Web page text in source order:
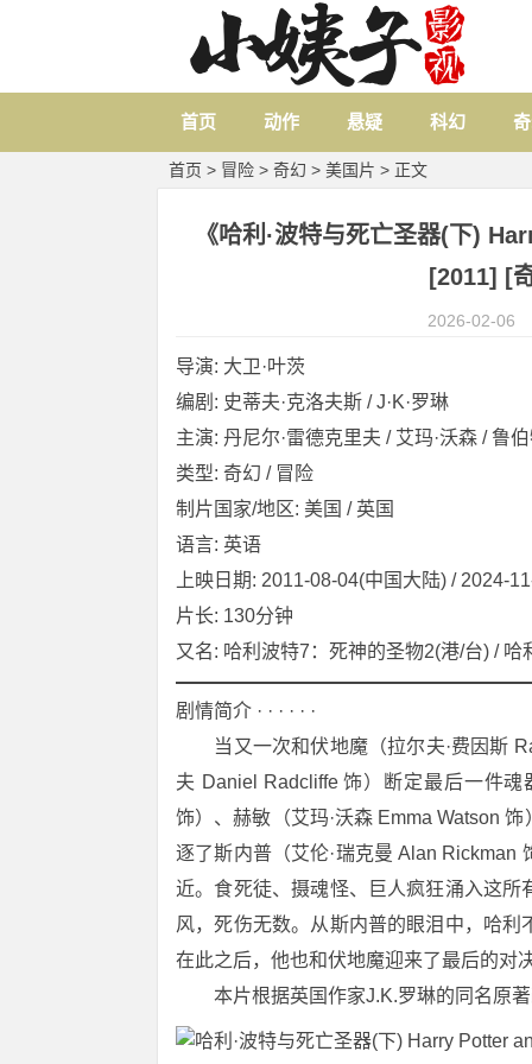
首页 动作 悬疑 科幻
首页 > 冒险 > 奇幻 > 美国片 > 正文
《哈利·波特与死亡圣器(下)
[2011] [
2026-02-06
导演: 大卫·叶茨
编剧: 史蒂夫·克洛夫斯 / J·K·罗琳
主演: 丹尼尔·雷德克里夫 / 艾玛·沃森 / 鲁
类型: 奇幻 / 冒险
制片国家/地区: 美国 / 英国
语言: 英语
上映日期: 2011-08-04(中国大陆) / 2024-
片长: 130分钟
又名: 哈利波特7：死神的圣物2(港/台) / 哈
剧情简介 · · · · · ·
当又一次和伏地魔（拉尔夫·费因斯
夫 Daniel Radcliffe 饰）断定最后一件
饰）、赫敏（艾玛·沃森 Emma Watson
逐了斯内普（艾伦·瑞克曼 Alan Rickman
近。食死徒、摄魂怪、巨人疯狂涌入这
风，死伤无数。从斯内普的眼泪中，哈利
在此之后，他也和伏地魔迎来了最后的
本片根据英国作家J.K.罗琳的同名原著